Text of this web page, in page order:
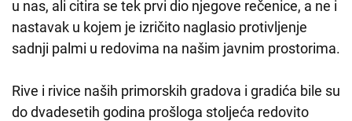
u nas, ali citira se tek prvi dio njegove rečenice, a ne i
nastavak u kojem je izričito naglasio protivljenje
sadnji palmi u redovima na našim javnim prostorima.
Rive i rivice naših primorskih gradova i gradića bile su
do dvadesetih godina prošloga stoljeća redovito